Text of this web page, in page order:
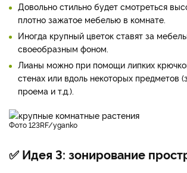
Довольно стильно будет смотреться
плотно зажатое мебелью в комнате.
Иногда крупный цветок ставят за
своеобразным фоном.
Лианы можно при помощи липких
стенах или вдоль некоторых предметов
проема и т.д.).
фото 123RF/yganko
✅ Идея 3: зонирование